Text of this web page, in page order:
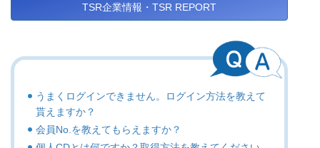
TSR企業情報・TSR REPORT
うまくログインできません。ログイン方法を教えて
貰えますか？
会員No.を教えてもらえますか？